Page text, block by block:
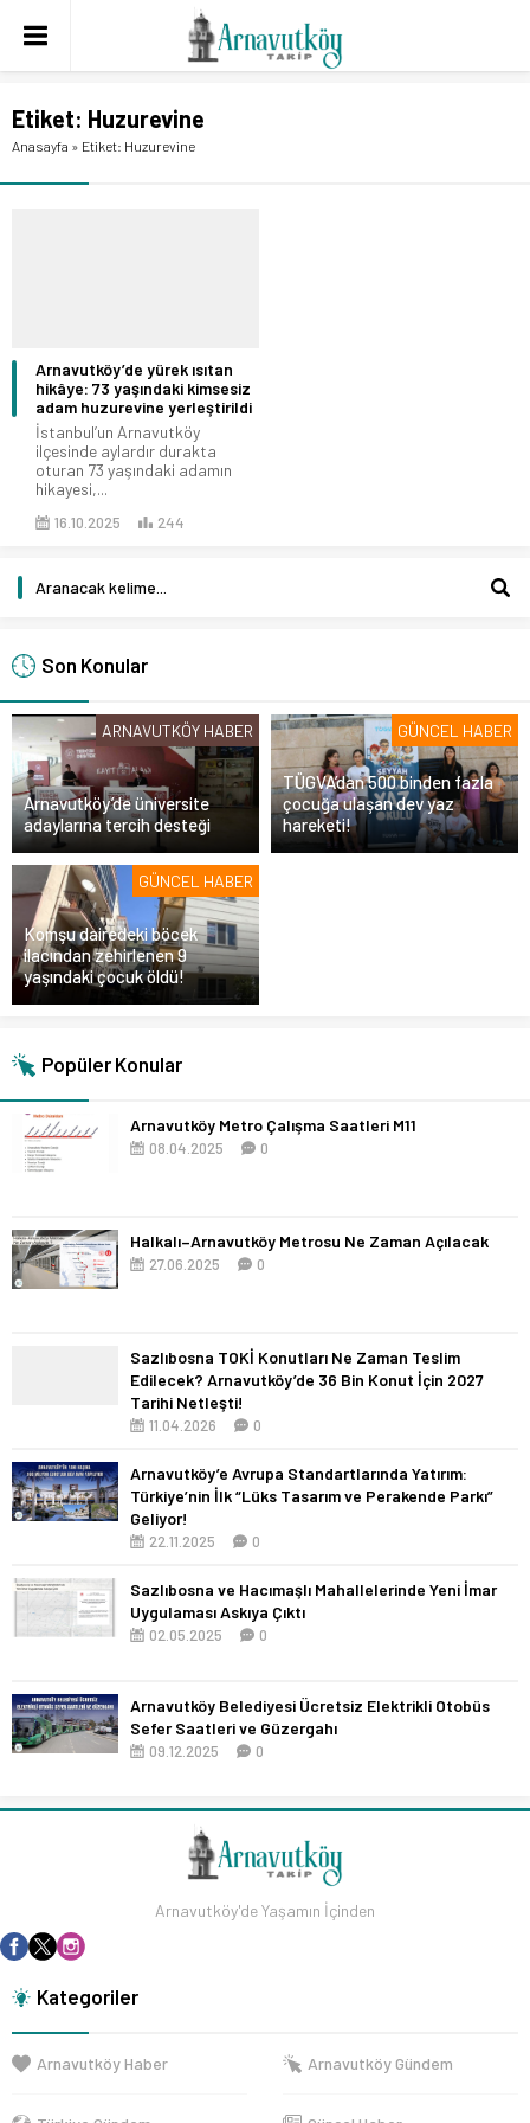
Etiket: Huzurevine
Anasayfa » Etiket: Huzurevine
Arnavutköy’de yürek ısıtan
hikâye: 73 yaşındaki kimsesiz
adam huzurevine yerleştirildi
İstanbul’un Arnavutköy
ilçesinde aylardır durakta
oturan 73 yaşındaki adamın
hikayesi,...
16.10.2025 244
Son Konular
ARNAVUTKÖY HABER
Arnavutköy’de üniversite
adaylarına tercih desteği
GÜNCEL HABER
TÜGVA’dan 500 binden fazla
çocuğa ulaşan dev yaz
hareketi!
GÜNCEL HABER
Komşu dairedeki böcek
ilacından zehirlenen 9
yaşındaki çocuk öldü!
Popüler Konular
Arnavutköy Metro Çalışma Saatleri M11
08.04.2025 0
Halkalı–Arnavutköy Metrosu Ne Zaman Açılacak
27.06.2025 0
Sazlıbosna TOKİ Konutları Ne Zaman Teslim
Edilecek? Arnavutköy’de 36 Bin Konut İçin 2027
Tarihi Netleşti!
11.04.2026 0
Arnavutköy’e Avrupa Standartlarında Yatırım:
Türkiye’nin İlk “Lüks Tasarım ve Perakende Parkı”
Geliyor!
22.11.2025 0
Sazlıbosna ve Hacımaşlı Mahallelerinde Yeni İmar
Uygulaması Askıya Çıktı
02.05.2025 0
Arnavutköy Belediyesi Ücretsiz Elektrikli Otobüs
Sefer Saatleri ve Güzergahı
09.12.2025 0
Arnavutköy'de Yaşamın İçinden
Kategoriler
Arnavutköy Haber Arnavutköy Gündem